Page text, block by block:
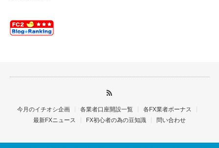
今月のイチオシ企画 各業者口座開設一覧
各FX業者ボーナス
最新FXニュース
FX初心者の為の豆知識 問い合わせ